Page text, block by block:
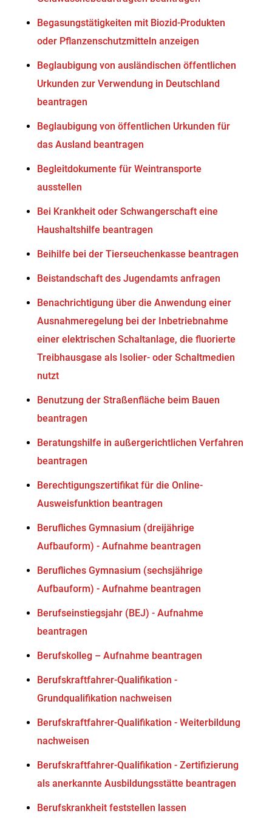
Begasungstätigkeiten mit Biozid-Produkten
oder Pflanzenschutzmitteln anzeigen
Beglaubigung von ausländischen öffentlichen
Urkunden zur Verwendung in Deutschland
beantragen
Beglaubigung von öffentlichen Urkunden für
das Ausland beantragen
Begleitdokumente für Weintransporte
ausstellen
Bei Krankheit oder Schwangerschaft eine
Haushaltshilfe beantragen
Beihilfe bei der Tierseuchenkasse beantragen
Beistandschaft des Jugendamts anfragen
Benachrichtigung über die Anwendung einer
Ausnahmeregelung bei der Inbetriebnahme
einer elektrischen Schaltanlage, die fluorierte
Treibhausgase als Isolier- oder Schaltmedien
nutzt
Benutzung der Straßenfläche beim Bauen
beantragen
Beratungshilfe in außergerichtlichen Verfahren
beantragen
Berechtigungszertifikat für die Online-
Ausweisfunktion beantragen
Berufliches Gymnasium (dreijährige
Aufbauform) - Aufnahme beantragen
Berufliches Gymnasium (sechsjährige
Aufbauform) - Aufnahme beantragen
Berufseinstiegsjahr (BEJ) - Aufnahme
beantragen
Berufskolleg – Aufnahme beantragen
Berufskraftfahrer-Qualifikation -
Grundqualifikation nachweisen
Berufskraftfahrer-Qualifikation - Weiterbildung
nachweisen
Berufskraftfahrer-Qualifikation - Zertifizierung
als anerkannte Ausbildungsstätte beantragen
Berufskrankheit feststellen lassen